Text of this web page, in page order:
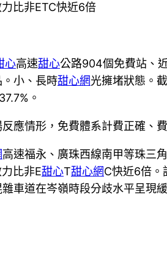
比非ETC快近6倍
心高速甜心公路904個免費站、
小、長時甜心網光擁堵狀態。截
。
應情形，免費體系計費正確、
高速福永、廣珠西線南甲等珠三
比非E甜心T甜心網C快近6倍。
車道在岑嶺時段分歧水平呈現緩